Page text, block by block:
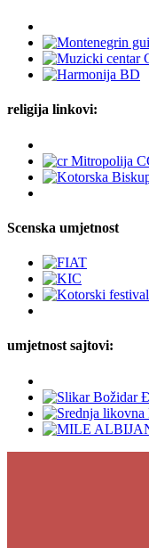
religija linkovi:
Scenska umjetnost
umjetnost sajtovi: